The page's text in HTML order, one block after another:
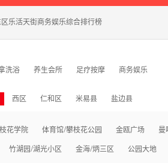
区乐活天街商务娱乐综合排行榜
洗浴 养生会所 足疗按摩 商务娱乐
西区 仁和区 米易县 盐边县
花学院 体育馆/攀枝花公园 金瓯广场 曼
竹湖园/湖光小区 金海/炳三区 公园大地